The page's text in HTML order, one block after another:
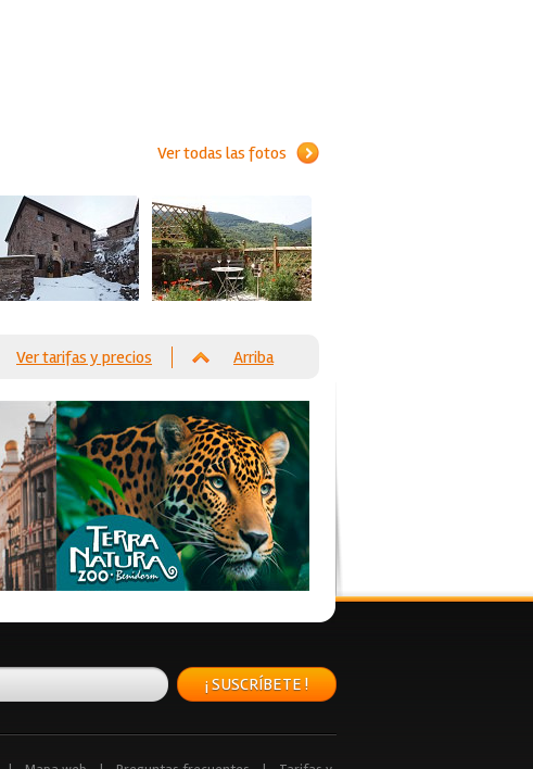
Ver todas las fotos
Ver tarifas y precios Arriba
¡ SUSCRÍBETE !